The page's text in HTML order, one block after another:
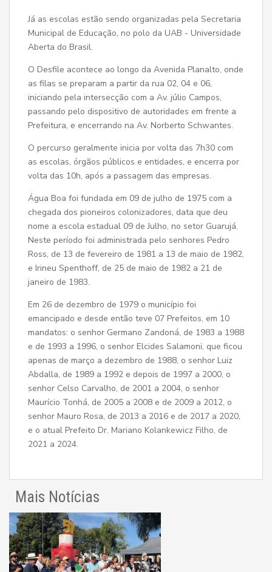
Já as escolas estão sendo organizadas pela Secretaria
Municipal de Educação, no polo da UAB - Universidade
Aberta do Brasil.
O Desfile acontece ao longo da Avenida Planalto, onde
as filas se preparam a partir da rua 02, 04 e 06,
iniciando pela intersecção com a Av. júlio Campos,
passando pelo dispositivo de autoridades em frente a
Prefeitura, e encerrando na Av. Norberto Schwantes.
O percurso geralmente inicia por volta das 7h30 com
as escolas, órgãos públicos e entidades, e encerra por
volta das 10h, após a passagem das empresas.
Água Boa foi fundada em 09 de julho de 1975 com a
chegada dos pioneiros colonizadores, data que deu
nome a escola estadual 09 de Julho, no setor Guarujá.
Neste período foi administrada pelo senhores Pedro
Ross, de 13 de fevereiro de 1981 a 13 de maio de 1982,
e Irineu Spenthoff, de 25 de maio de 1982 a 21 de
janeiro de 1983.
Em 26 de dezembro de 1979 o município foi
emancipado e desde então teve 07 Prefeitos, em 10
mandatos: o senhor Germano Zandoná, de 1983 a 1988
e de 1993 a 1996, o senhor Elcides Salamoni, que ficou
apenas de março a dezembro de 1988, o senhor Luiz
Abdalla, de 1989 a 1992 e depois de 1997 a 2000, o
senhor Celso Carvalho, de 2001 a 2004, o senhor
Maurício Tonhá, de 2005 a 2008 e de 2009 a 2012, o
senhor Mauro Rosa, de 2013 a 2016 e de 2017 a 2020,
e o atual Prefeito Dr. Mariano Kolankewicz Filho, de
2021 a 2024.
Mais Notícias